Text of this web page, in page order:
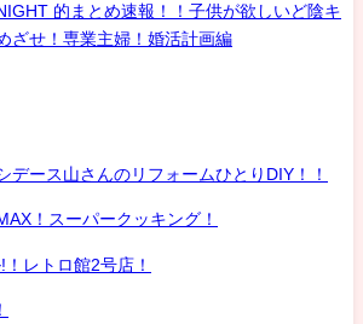
的まとめ速報！！子供が欲しいど陰キ
ざせ！専業主婦！婚活計画編
デース山さんのリフォームひとりDIY！！
！スーパークッキング！
レトロ館2号店！